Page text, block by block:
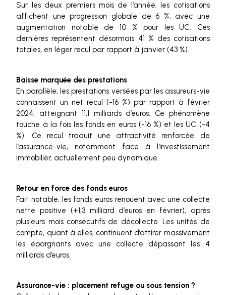
Sur les deux premiers mois de l’année, les cotisations
affichent une progression globale de 6 %, avec une
augmentation notable de 10 % pour les UC. Ces
dernières représentent désormais 41 % des cotisations
totales, en léger recul par rapport à janvier (43 %).
Baisse marquée des prestations
En parallèle, les prestations versées par les assureurs-vie
connaissent un net recul (-16 %) par rapport à février
2024, atteignant 11,1 milliards d’euros. Ce phénomène
touche à la fois les fonds en euros (-16 %) et les UC (-4
%). Ce recul traduit une attractivité renforcée de
l’assurance-vie, notamment face à l'investissement
immobilier, actuellement peu dynamique.
Retour en force des fonds euros
Fait notable, les fonds euros renouent avec une collecte
nette positive (+1,3 milliard d’euros en février), après
plusieurs mois consécutifs de décollecte. Les unités de
compte, quant à elles, continuent d’attirer massivement
les épargnants avec une collecte dépassant les 4
milliards d’euros.
Assurance-vie : placement refuge ou sous tension ?